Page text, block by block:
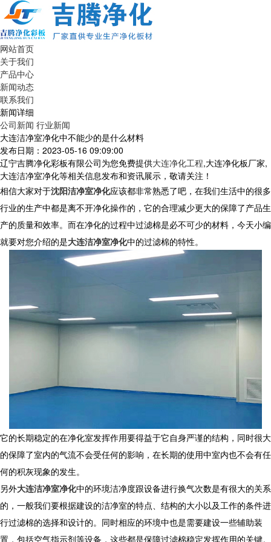
网站首页
关于我们
产品中心
新闻动态
联系我们
新闻详细
公司新闻 行业新闻
大连洁净室净化中不能少的是什么材料
发布日期：2023-05-16 09:09:00
辽宁吉腾净化彩板有限公司为您免费提供大连净化工程,大连净化板厂家,
大连洁净室净化等相关信息发布和资讯展示，敬请关注！
相信大家对于沈阳洁净室净化应该都非常熟悉了吧，在我们生活中的很多
行业的生产中都是离不开净化操作的，它的合理减少更大的保障了产品生
产的质量和效率。而在净化的过程中过滤棉是必不可少的材料，今天小编
就要对您介绍的是大连洁净室净化中的过滤棉的特性。
它的长期稳定的在净化室发挥作用要得益于它自身严谨的结构，同时很大
的保障了室内的气流不会受任何的影响，在长期的使用中室内也不会有任
何的积灰现象的发生。
另外大连洁净室净化中的环境洁净度跟设备进行换气次数是有很大的关系
的，一般我们要根据建设的洁净室的特点、结构的大小以及工作的条件进
行过滤棉的选择和设计的。同时相应的环境中也是需要建设一些辅助装
置，包括空气指示剂等设备，这些都是保障过滤棉稳定发挥作用的关键。